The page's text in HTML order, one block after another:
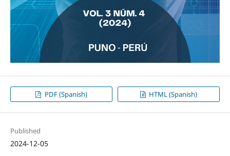
PDF (Spanish) HTML (Spanish)
Published
2024-12-05